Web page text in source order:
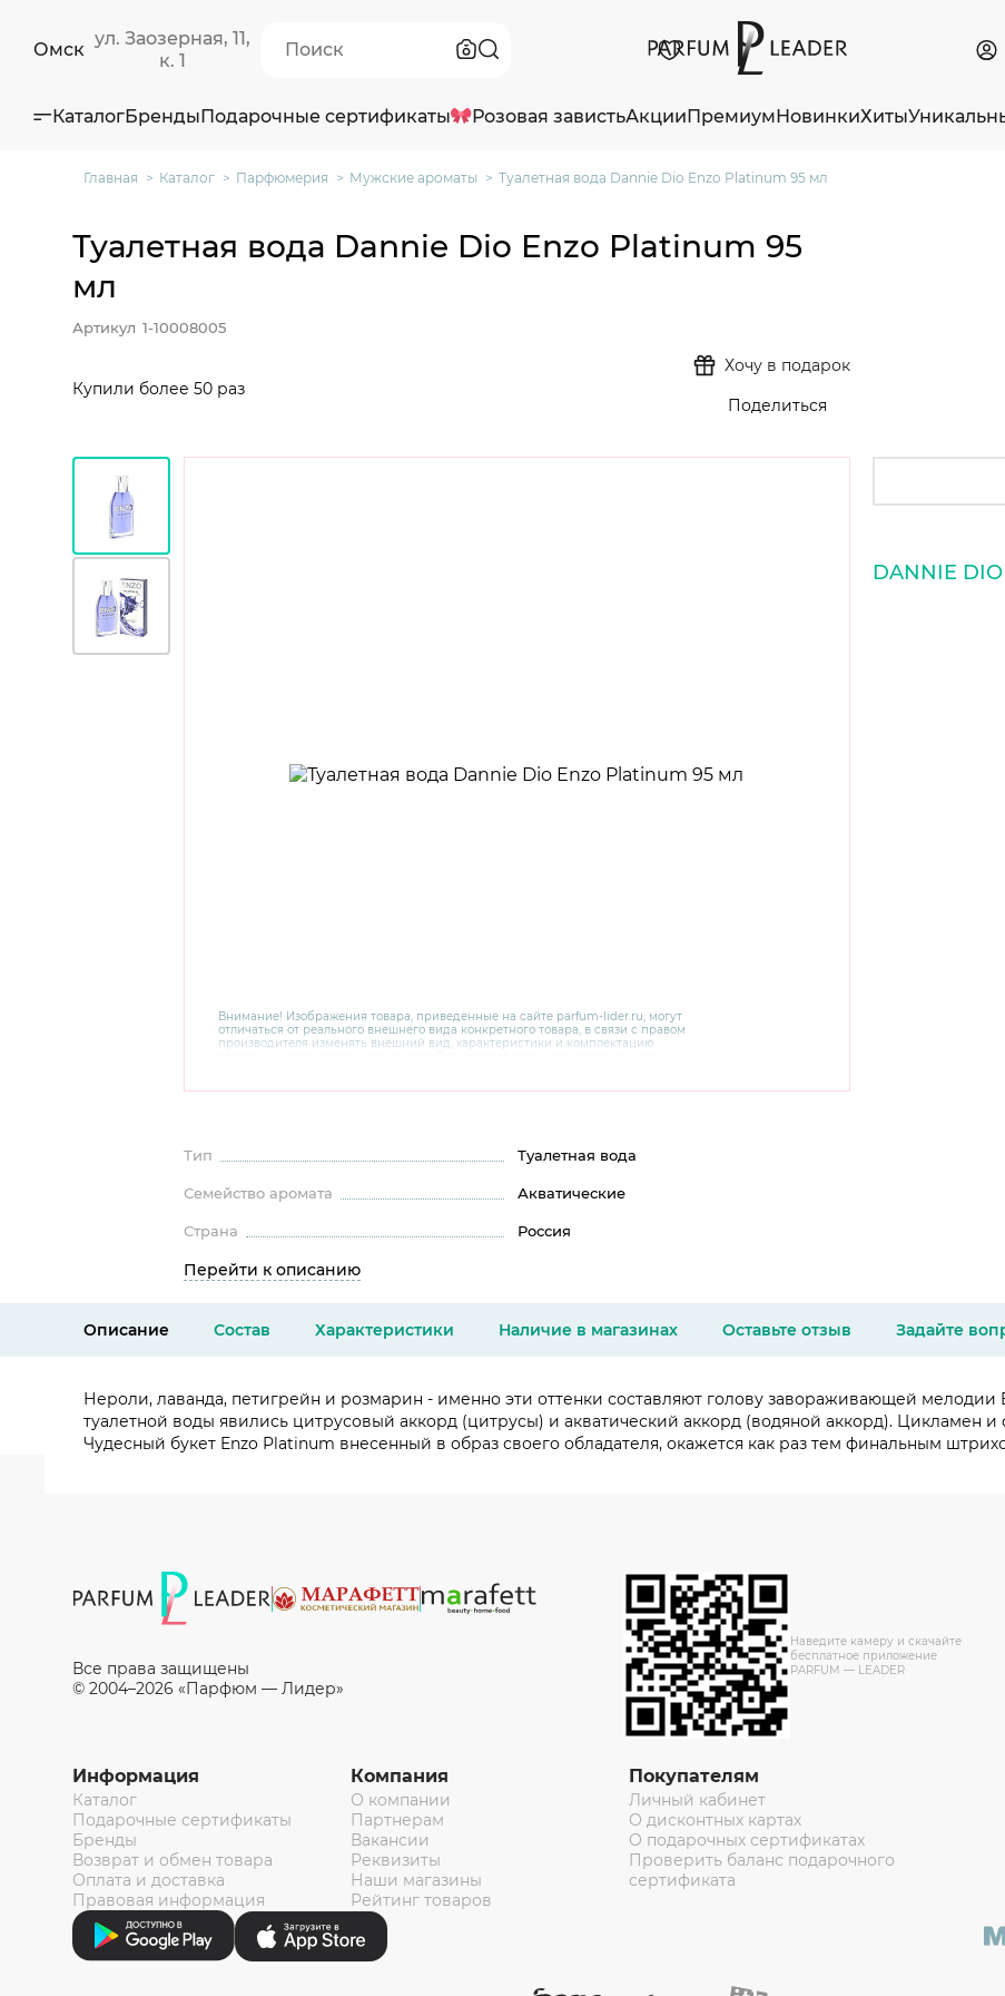
Омск
ул. Заозерная, 11,
к. 1
КаталогБрендыПодарочные сертификаты Розовая завистьАкцииПремиумНовинкиХиты
Главная Каталог Парфюмерия Мужские ароматы Туалетная вода Dannie Dio Enzo Platinum 95 мл
Внимание! Изображения товара, приведенные на сайте parfum-lider.ru, могут
отличаться от реального внешнего вида конкретного товара, в связи с правом
производителя изменять внешний вид, характеристики и комплектацию
консультантов по номеру 8 800 200 78 80.
Туалетная вода Dannie Dio Enzo Platinum 95
мл
Артикул 1-10008005
Купили более 50 раз
Хочу в подарок
Поделиться
Тип Туалетная вода
Семейство аромата Акватические
Страна Россия
Перейти к описанию
DANNIE DIO
Описание Состав Характеристики Наличие в магазинах Оставьте отзыв Задайте
Нероли, лаванда, петигрейн и розмарин - именно эти оттенки составляют голову завораживающей
туалетной воды явились цитрусовый аккорд (цитрусы) и акватический аккорд (водяной аккорд).
Чудесный букет Enzo Platinum внесенный в образ своего обладателя, окажется как раз тем финальным
Все права защищены
© 2004–2026 «Парфюм — Лидер»
Наведите камеру и скачайте
бесплатное приложение
PARFUM — LEADER
Информация
Каталог
Подарочные сертификаты
Бренды
Возврат и обмен товара
Оплата и доставка
Правовая информация
Компания
О компании
Партнерам
Вакансии
Реквизиты
Наши магазины
Рейтинг товаров
Покупателям
Личный кабинет
О дисконтных картах
О подарочных сертификатах
Проверить баланс подарочного
сертификата